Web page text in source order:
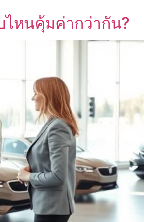
หนคุ้มค่ากว่ากัน?